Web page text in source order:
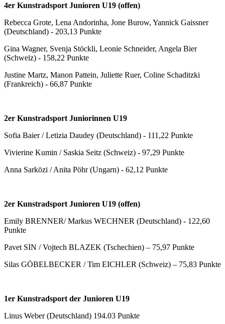
4er Kunstradsport Junioren U19 (offen)
Rebecca Grote, Lena Andorinha, Jone Burow, Yannick Gaissner
(Deutschland) - 203,13 Punkte
Gina Wagner, Svenja Stöckli, Leonie Schneider, Angela Bier
(Schweiz) - 158,22 Punkte
Justine Martz, Manon Pattein, Juliette Ruer, Coline Schaditzki
(Frankreich) - 66,87 Punkte
2er Kunstradsport Juniorinnen U19
Sofia Baier / Letizia Daudey (Deutschland) - 111,22 Punkte
Vivierine Kumin / Saskia Seitz (Schweiz) - 97,29 Punkte
Anna Sarközi / Anita Pöhr (Ungarn) - 62,12 Punkte
2er Kunstradsport Junioren U19 (offen)
Emily BRENNER/ Markus WECHNER (Deutschland) - 122,60
Punkte
Pavet SIN / Vojtech BLAZEK (Tschechien) – 75,97 Punkte
Silas GÖBELBECKER / Tim EICHLER (Schweiz) – 75,83 Punkte
1er Kunstradsport der Junioren U19
Linus Weber (Deutschland) 194.03 Punkte